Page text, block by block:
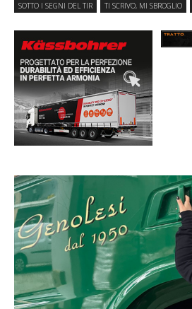
SOTTO I SEGNI DEL TIR
TI SCRIVO, MI SBROGLIO